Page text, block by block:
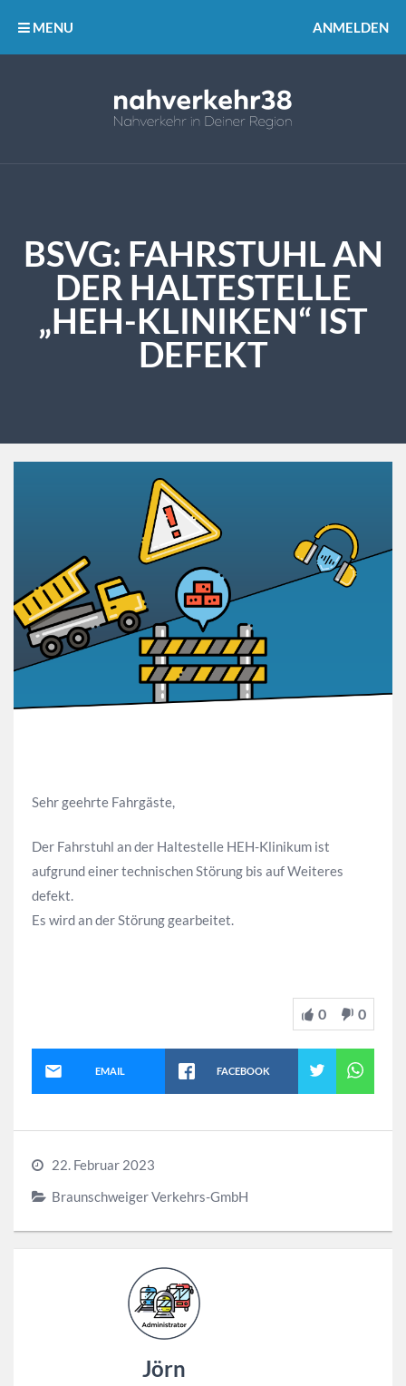
MENU ANMELDEN
BSVG: FAHRSTUHL AN
DER HALTESTELLE
„HEH-KLINIKEN“ IST
DEFEKT
Sehr geehrte Fahrgäste,
Der Fahrstuhl an der Haltestelle HEH-Klinikum ist
aufgrund einer technischen Störung bis auf Weiteres
defekt.
Es wird an der Störung gearbeitet.
0 0
EMAIL FACEBOOK
22. Februar 2023
Braunschweiger Verkehrs-GmbH
Jörn